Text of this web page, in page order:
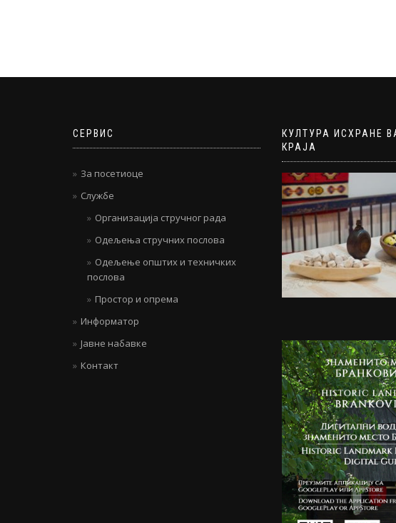
СЕРВИС
За посетиоце
Службе
Организација стручног рада
Одељења стручних послова
Одељење општих и техничких
послова
Простор и опрема
Информатор
Јавне набавке
Контакт
КУЛТУРА ИСХРАНЕ
КРАЈА